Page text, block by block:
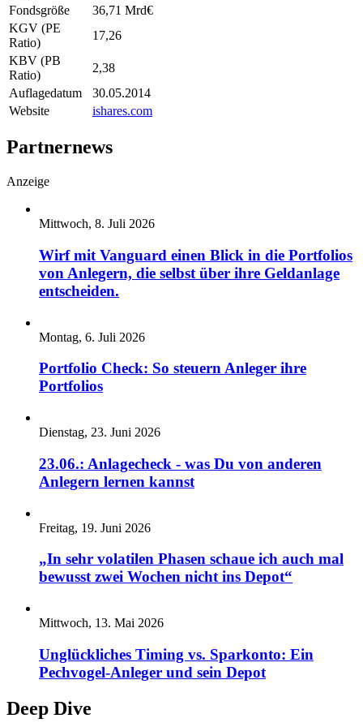
Fondsgröße
36,71 Mrd€
KGV (PE
Ratio)
17,26
KBV (PB
Ratio)
2,38
Auflagedatum
30.05.2014
Website
ishares.com
Partnernews
Anzeige
Mittwoch, 8. Juli 2026
Wirf mit Vanguard einen Blick in die Portfolios
von Anlegern, die selbst über ihre Geldanlage
entscheiden.
Montag, 6. Juli 2026
Portfolio Check: So steuern Anleger ihre
Portfolios
Dienstag, 23. Juni 2026
23.06.: Anlagecheck - was Du von anderen
Anlegern lernen kannst
Freitag, 19. Juni 2026
„In sehr volatilen Phasen schaue ich auch mal
bewusst zwei Wochen nicht ins Depot“
Mittwoch, 13. Mai 2026
Unglückliches Timing vs. Sparkonto: Ein
Pechvogel-Anleger und sein Depot
Deep Dive